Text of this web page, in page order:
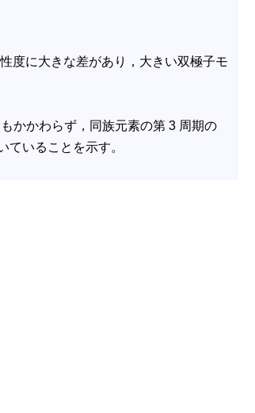
度に大きな差があり，大きい双極子モ
かかわらず，同族元素の第 3 周期の
いることを示す。